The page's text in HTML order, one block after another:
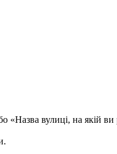
«Назва вулиці, на якій